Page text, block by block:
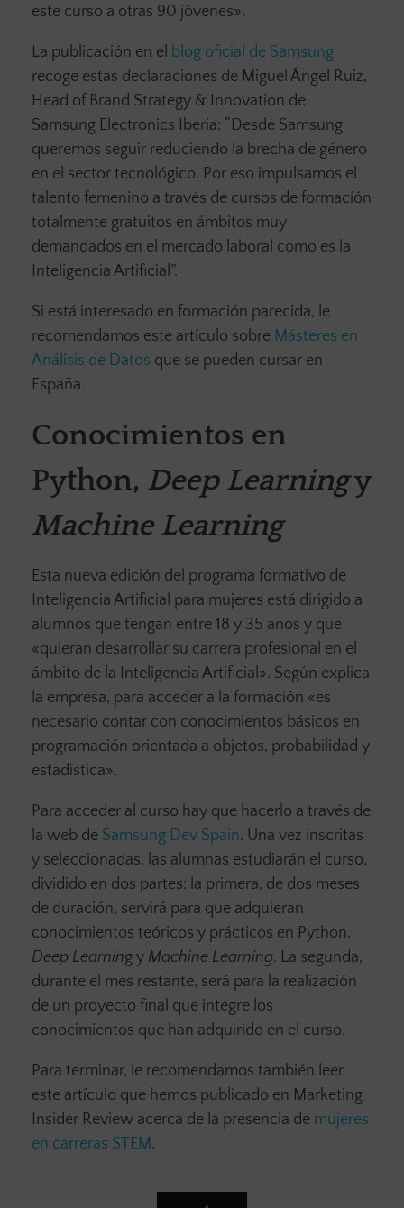
este curso a otras 90 jóvenes».
La publicación en el blog oficial de Samsung
recoge estas declaraciones de Miguel Ángel Ruiz,
Head of Brand Strategy & Innovation de
Samsung Electronics Iberia: “Desde Samsung
queremos seguir reduciendo la brecha de género
en el sector tecnológico. Por eso impulsamos el
talento femenino a través de cursos de formación
totalmente gratuitos en ámbitos muy
demandados en el mercado laboral como es la
Inteligencia Artificial”.
Si está interesado en formación parecida, le
recomendamos este artículo sobre Másteres en
Análisis de Datos que se pueden cursar en
España.
Conocimientos en
Python, Deep Learningy
Machine Learning
Esta nueva edición del programa formativo de
Inteligencia Artificial para mujeres está dirigido a
alumnos que tengan entre 18 y 35 años y que
«quieran desarrollar su carrera profesional en el
ámbito de la Inteligencia Artificial». Según explica
la empresa, para acceder a la formación «es
necesario contar con conocimientos básicos en
programación orientada a objetos, probabilidad y
estadística».
Para acceder al curso hay que hacerlo a través de
la web de Samsung Dev Spain. Una vez inscritas
y seleccionadas, las alumnas estudiarán el curso,
dividido en dos partes: la primera, de dos meses
de duración, servirá para que adquieran
conocimientos teóricos y prácticos en Python,
Deep Learning y Machine Learning. La segunda,
durante el mes restante, será para la realización
de un proyecto final que integre los
conocimientos que han adquirido en el curso.
Para terminar, le recomendamos también leer
este artículo que hemos publicado en Marketing
Insider Review acerca de la presencia de mujeres
en carreras STEM .